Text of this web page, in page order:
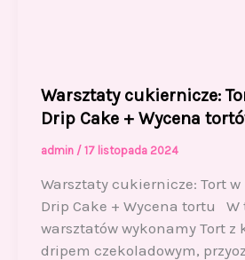
Warsztaty cukiernicze:
Drip Cake + Wycena
admin / 17 listopada 2024
Warsztaty cukiernicze: Tort
Drip Cake + Wycena tortu W
warsztatów wykonamy Tort z
dripem czekoladowym,